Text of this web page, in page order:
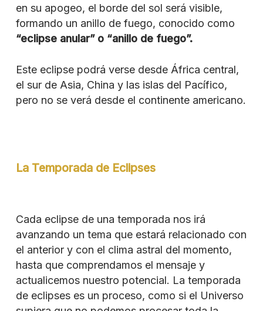
en su apogeo, el borde del sol será visible,
formando un anillo de fuego, conocido como
“eclipse anular” o “anillo de fuego”.
Este eclipse podrá verse desde África central,
el sur de Asia, China y las islas del Pacífico,
pero no se verá desde el continente americano.
La Temporada de Eclipses
Cada eclipse de una temporada nos irá
avanzando un tema que estará relacionado con
el anterior y con el clima astral del momento,
hasta que comprendamos el mensaje y
actualicemos nuestro potencial. La temporada
de eclipses es un proceso, como si el Universo